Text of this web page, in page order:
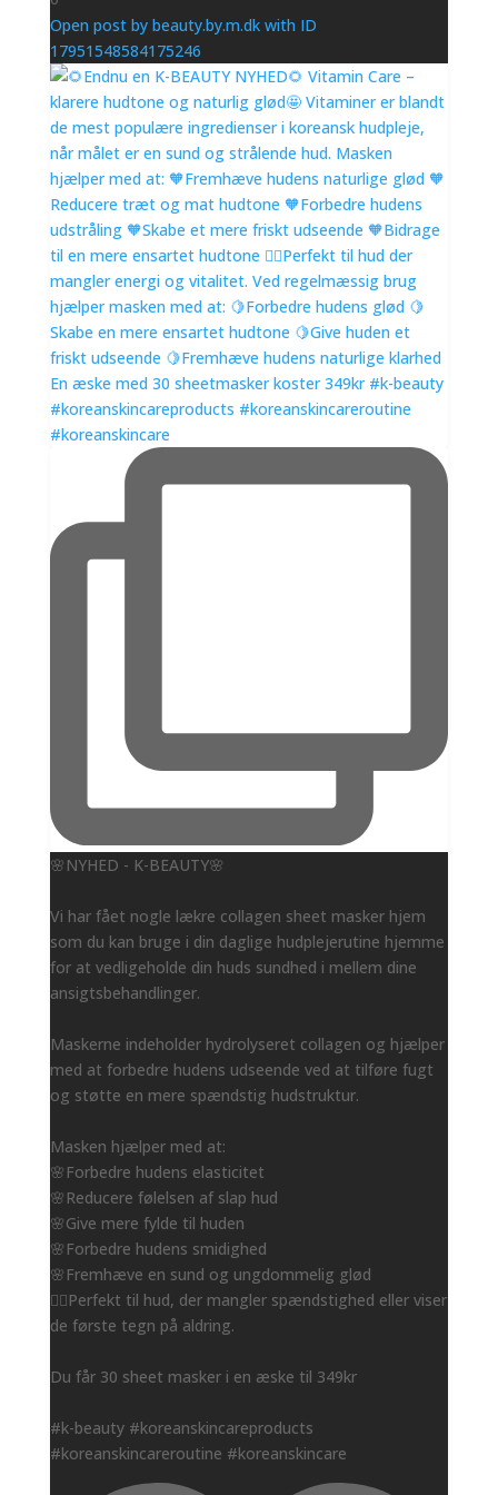
Open post by beauty.by.m.dk with ID
17951548584175246
🌸NYHED - K-BEAUTY🌸
Vi har fået nogle lækre collagen sheet masker hjem
som du kan bruge i din daglige hudplejerutine hjemme
for at vedligeholde din huds sundhed i mellem dine
ansigtsbehandlinger.
Maskerne indeholder hydrolyseret collagen og hjælper
med at forbedre hudens udseende ved at tilføre fugt
og støtte en mere spændstig hudstruktur.
Masken hjælper med at:
🌸Forbedre hudens elasticitet
🌸Reducere følelsen af slap hud
🌸Give mere fylde til huden
🌸Forbedre hudens smidighed
🌸Fremhæve en sund og ungdommelig glød
👌🏻Perfekt til hud, der mangler spændstighed eller viser
de første tegn på aldring.
Du får 30 sheet masker i en æske til 349kr
#k-beauty #koreanskincareproducts
#koreanskincareroutine #koreanskincare